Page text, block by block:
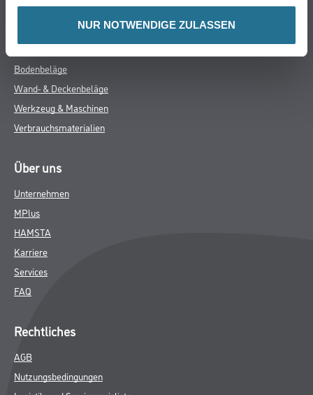
NUR NOTWENDIGE ZULASSEN
WDV-Systeme
Putze- und Spachtelmassen
Bodenbeläge
Wand- & Deckenbeläge
Werkzeug & Maschinen
Verbrauchsmaterialien
Über uns
Unternehmen
MPlus
HAMSTA
Karriere
Services
FAQ
Rechtliches
AGB
Nutzungsbedingungen